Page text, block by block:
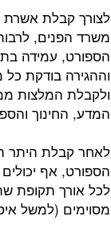
לצורך קבלת אשרת
משרד הפנים,
הספורט, עמידה
וההגירה בודקת
ולקבלת המלצות
המדע, החינוך
לאחר קבלת היתר
הספורט, אף
לכל אורך תקופת
מסוימים (למשל